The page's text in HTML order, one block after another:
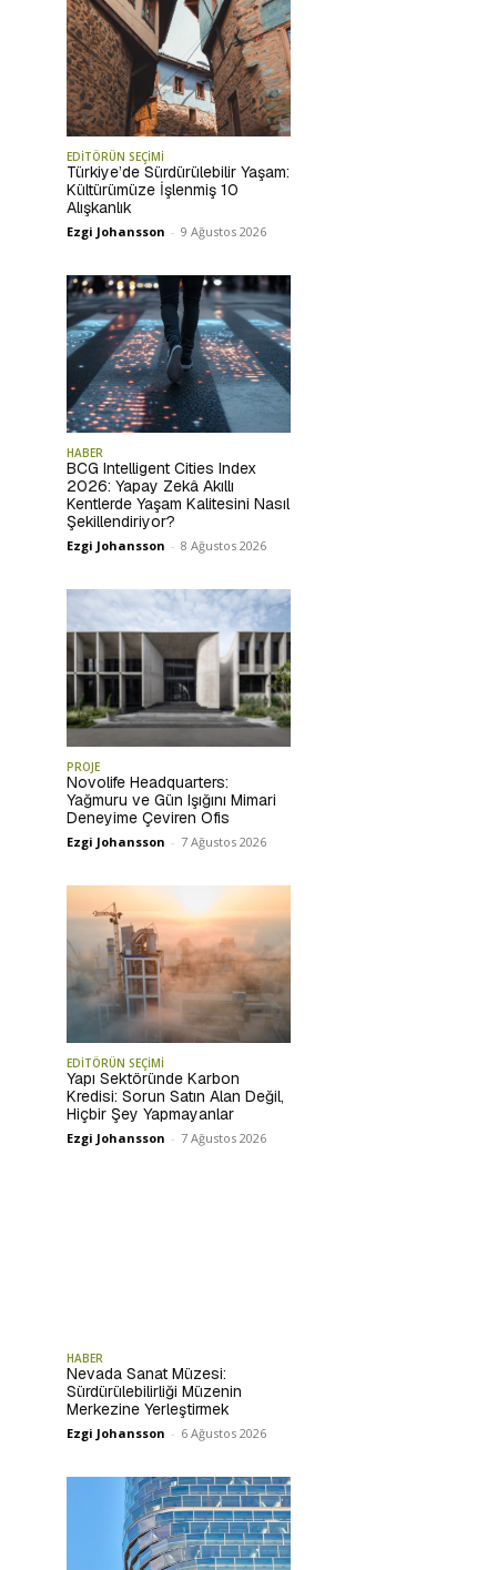
EDİTÖRÜN SEÇİMİ
Türkiye’de Sürdürülebilir Yaşam:
Kültürümüze İşlenmiş 10
Alışkanlık
Ezgi Johansson - 9 Ağustos 2026
HABER
BCG Intelligent Cities Index
2026: Yapay Zekâ Akıllı
Kentlerde Yaşam Kalitesini Nasıl
Şekillendiriyor?
Ezgi Johansson - 8 Ağustos 2026
PROJE
Novolife Headquarters:
Yağmuru ve Gün Işığını Mimari
Deneyime Çeviren Ofis
Ezgi Johansson - 7 Ağustos 2026
EDİTÖRÜN SEÇİMİ
Yapı Sektöründe Karbon
Kredisi: Sorun Satın Alan Değil,
Hiçbir Şey Yapmayanlar
Ezgi Johansson - 7 Ağustos 2026
HABER
Nevada Sanat Müzesi:
Sürdürülebilirliği Müzenin
Merkezine Yerleştirmek
Ezgi Johansson - 6 Ağustos 2026